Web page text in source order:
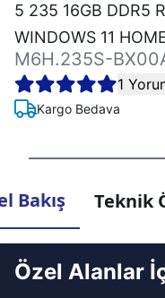
5 235 16GB DDR5
WINDOWS 11
M6H.235S-
1
Kargo Bedava
Bakış Teknik
Özel Alanlar